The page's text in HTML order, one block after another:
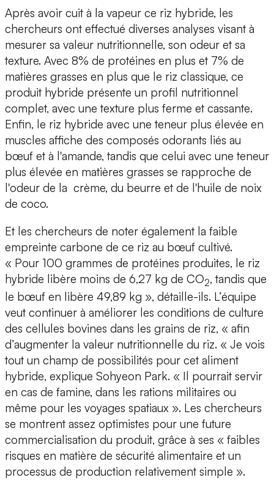
Après avoir cuit à la vapeur ce riz hybride, les
chercheurs ont effectué diverses analyses visant à
mesurer sa valeur nutritionnelle, son odeur et sa
texture. Avec 8% de protéines en plus et 7% de
matières grasses en plus que le riz classique, ce
produit hybride présente un profil nutritionnel
complet, avec une texture plus ferme et cassante.
Enfin, le riz hybride avec une teneur plus élevée en
muscles affiche des composés odorants liés au
bœuf et à l'amande, tandis que celui avec une teneur
plus élevée en matières grasses se rapproche de
l'odeur de la crème, du beurre et de l'huile de noix
de coco.
Et les chercheurs de noter également la faible
empreinte carbone de ce riz au bœuf cultivé.
« Pour 100 grammes de protéines produites, le riz
hybride libère moins de 6,27 kg de CO2, tandis que
le bœuf en libère 49,89 kg », détaille-ils. L’équipe
veut continuer à améliorer les conditions de culture
des cellules bovines dans les grains de riz, « afin
d’augmenter la valeur nutritionnelle du riz. « Je vois
tout un champ de possibilités pour cet aliment
hybride, explique Sohyeon Park. « Il pourrait servir
en cas de famine, dans les rations militaires ou
même pour les voyages spatiaux ». Les chercheurs
se montrent assez optimistes pour une future
commercialisation du produit, grâce à ses « faibles
risques en matière de sécurité alimentaire et un
processus de production relativement simple ».